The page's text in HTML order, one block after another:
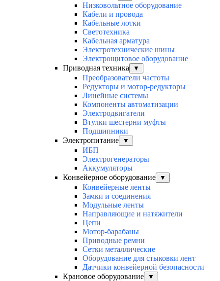
Низковольтное оборудование
Кабели и провода
Кабельные лотки
Светотехника
Кабельная арматура
Электротехнические шины
Электрощитовое оборудование
Приводная техника
▼
Преобразователи частоты
Редукторы и мотор-редукторы
Линейные системы
Компоненты автоматизации
Электродвигатели
Втулки шестерни муфты
Подшипники
Электропитание
▼
ИБП
Электрогенераторы
Аккумуляторы
Конвейерное оборудование
▼
Конвейерные ленты
Замки и соединения
Модульные ленты
Направляющие и натяжители
Цепи
Мотор-барабаны
Приводные ремни
Сетки металлические
Оборудование для стыковки лент
Датчики конвейерной безопасности
Крановое оборудование
▼